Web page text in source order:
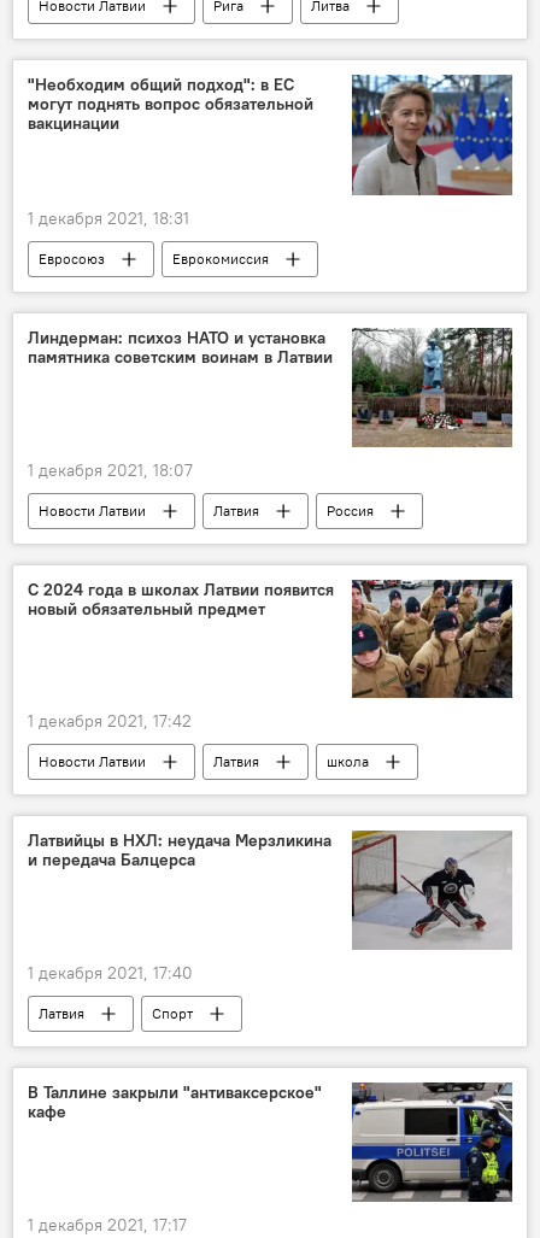
Новости Латвии Рига
Литва
торговый центр Akropole
покупка
"Необходим общий подход": в ЕС
могут поднять вопрос обязательной
вакцинации
1 декабря 2021, 18:31
Евросоюз
Еврокомиссия
Урсула фон дер Ляйен
обязательная вакцинация
Линдерман: психоз НАТО и установка
памятника советским воинам в Латвии
1 декабря 2021, 18:07
Новости Латвии Латвия
Россия
памятник
НАТО
русские
Западная Европа
Обзор событий недели в Латвии с Линдерманом и Губиным
С 2024 года в школах Латвии появится
новый обязательный предмет
1 декабря 2021, 17:42
Новости Латвии Латвия
школа
школьники
обучение
Латвийцы в НХЛ: неудача Мерзликина
и передача Балцерса
1 декабря 2021, 17:40
Латвия
Спорт
Такой хоккей нам нужен
Элвис Мерзликин
Рудолфс Балцерс
В Таллине закрыли "антиваксерское"
кафе
1 декабря 2021, 17:17